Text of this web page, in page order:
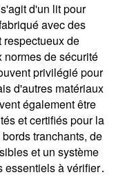
d'un lit pour
avec des
respectueux de
normes de sécurité
privilégié pour
d'autres matériaux
également être
et certifiés pour la
tranchants, de
et un système
à vérifier․